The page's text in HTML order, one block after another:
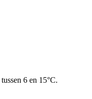
6 en 15°C.